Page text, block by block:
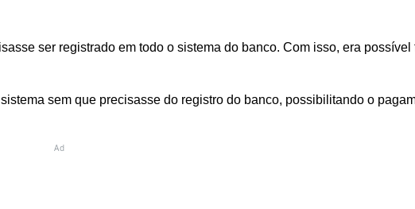
ser registrado em todo o sistema do banco. Com isso, era
sem que precisasse do registro do banco, possibilitando o
Ad